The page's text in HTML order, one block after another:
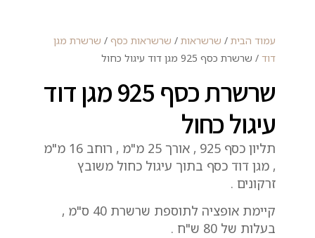
עמוד הבית / שרשראות / שרשראות כסף / שרשרת מגן
דוד / שרשרת כסף 925 מגן דוד עיגול כחול
שרשרת כסף 925 מגן דוד
עיגול כחול
תליון כסף 925 , אורך 25 מ"מ , רוחב 16 מ"מ
, מגן דוד כסף בתוך עיגול כחול משובץ
זרקונים .
קיימת אופציה לתוספת שרשרת 40 ס"מ ,
בעלות של 80 ש"ח .